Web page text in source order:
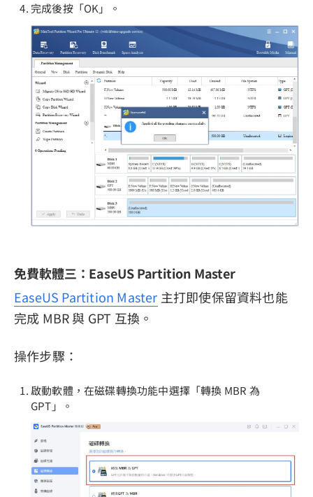
完成後按「OK」。
免費軟體三：EaseUS Partition Master
EaseUS Partition Master 主打即使保留資料也能
完成 MBR 與 GPT 互換。
操作步驟：
啟動軟體，在磁碟轉換功能中選擇「轉換 MBR 為
GPT」。